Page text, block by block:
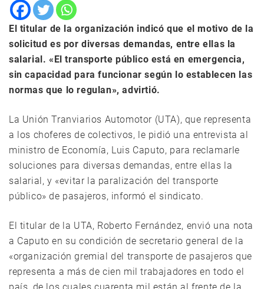
El titular de la organización indicó que el motivo de la
solicitud es por diversas demandas, entre ellas la
salarial. «El transporte público está en emergencia,
sin capacidad para funcionar según lo establecen las
normas que lo regulan», advirtió.
La Unión Tranviarios Automotor (UTA), que representa
a los choferes de colectivos, le pidió una entrevista al
ministro de Economía, Luis Caputo, para reclamarle
soluciones para diversas demandas, entre ellas la
salarial, y «evitar la paralización del transporte
público» de pasajeros, informó el sindicato.
El titular de la UTA, Roberto Fernández, envió una nota
a Caputo en su condición de secretario general de la
«organización gremial del transporte de pasajeros que
representa a más de cien mil trabajadores en todo el